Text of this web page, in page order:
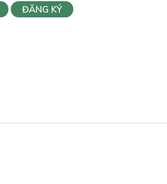
ĐĂNG KÝ